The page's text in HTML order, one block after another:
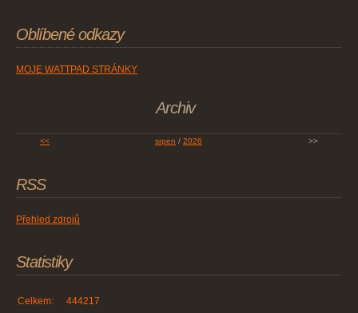
Oblíbené odkazy
MOJE WATTPAD STRÁNKY
Archiv
<< srpen / 2026 >>
RSS
Přehled zdrojů
Statistiky
Celkem: 444217